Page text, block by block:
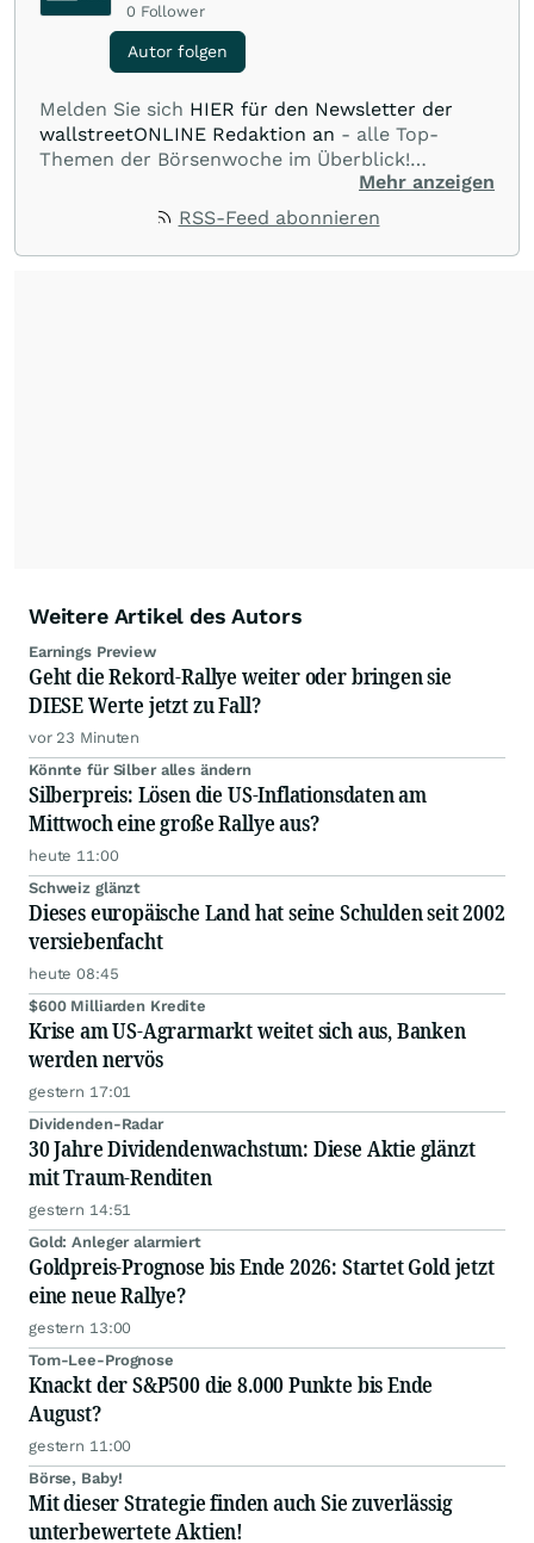
0 Follower
Autor folgen
Melden Sie sich HIER für den Newsletter der
wallstreetONLINE Redaktion an - alle Top-
Themen der Börsenwoche im Überblick!
Verpassen Sie kein wichtiges Anleger-Thema!Für
Beiträge auf diesem journalistischen Channel ist
die Chefredaktion der wallstreetONLINE
Redaktion verantwortlich. Die Fachjournalisten
Mehr anzeigen
RSS-Feed abonnieren
Weitere Artikel des Autors
Earnings Preview
Geht die Rekord-Rallye weiter oder bringen sie
DIESE Werte jetzt zu Fall?
vor 23 Minuten
Könnte für Silber alles ändern
Silberpreis: Lösen die US-Inflationsdaten am
Mittwoch eine große Rallye aus?
heute 11:00
Schweiz glänzt
Dieses europäische Land hat seine Schulden seit 2002
versiebenfacht
heute 08:45
$600 Milliarden Kredite
Krise am US-Agrarmarkt weitet sich aus, Banken
werden nervös
gestern 17:01
Dividenden-Radar
30 Jahre Dividendenwachstum: Diese Aktie glänzt
mit Traum-Renditen
gestern 14:51
Gold: Anleger alarmiert
Goldpreis-Prognose bis Ende 2026: Startet Gold jetzt
eine neue Rallye?
gestern 13:00
Tom-Lee-Prognose
Knackt der S&P500 die 8.000 Punkte bis Ende
August?
gestern 11:00
Börse, Baby!
Mit dieser Strategie finden auch Sie zuverlässig
unterbewertete Aktien!